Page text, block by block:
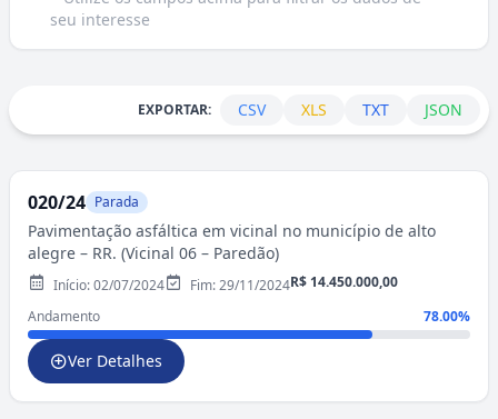
seu interesse
EXPORTAR: CSV XLS TXT JSON
020/24 Parada
Pavimentação asfáltica em vicinal no município de alto
alegre – RR. (Vicinal 06 – Paredão)
Início: 02/07/2024 Fim: 29/11/2024R$ 14.450.000,00
Andamento
78.00%
Ver Detalhes